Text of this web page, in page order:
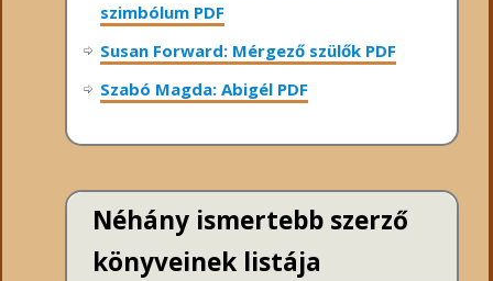
szimbólum PDF
Susan Forward: Mérgező szülők PDF
Szabó Magda: Abigél PDF
Néhány ismertebb szerző
könyveinek listája